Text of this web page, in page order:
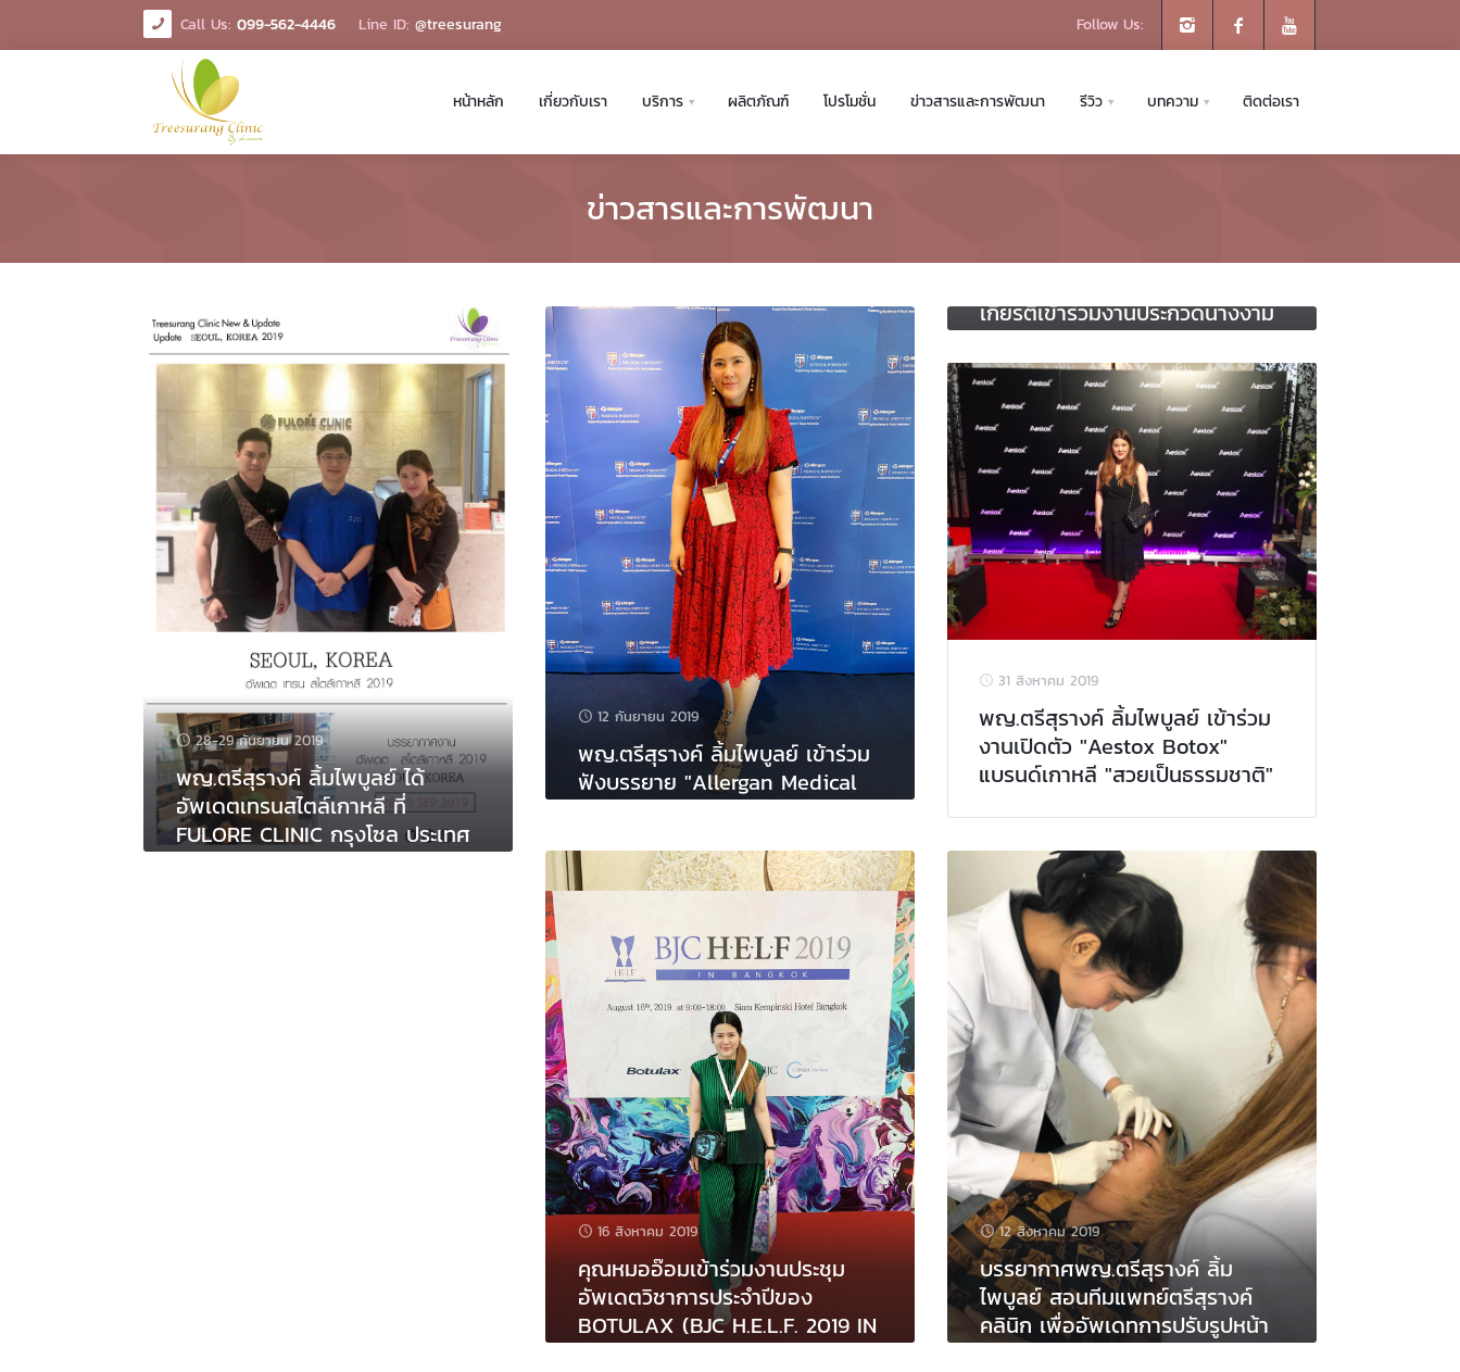
Call Us: 099-562-4446 Line ID: @treesurang Follow Us:
หน้าหลัก เกี่ยวกับเรา บริการ ผลิตภัณฑ์ โปรโมชั่น ข่าวสารและการพัฒนา รีวิว บทความ ติดต่อเรา
หน้าขาวใส
ปรับรูปหน้า ลดริ้วรอย
ศัลยกรรม
ลดสัดส่วน
ผลิตภัณฑ์
โปรโมชั่น
ข่าวสารและการพัฒนา
รีวิว
ลดริ้วรอย
ลดริ้วรอยบนใบหน้า
ลดกราม หน้าเรียว
Filler
หน้าผาก-ขมับ
ร่องแก้ม-แก้มส้ม-ปาก
ตา-จมูก
คาง
Hifu
ขาวใส รักษาฝ้า ลบรอยสัก
ร้อยไหม
จมูก
หน้า
ศัลยกรรม
ตา
สลายไขมัน
บทความ
บทความทั้งหมด
บทความฟิลเลอร์
บทความโบท็อกซ์
บทความร้อยไหม
บทความศัลยกรรม
บทความยกกระชับใบหน้า
ติดต่อเรา
ข่าวสารและการพัฒนา
28-29 กันยายน 2019
พญ.ตรีสุรางค์ ลิ้มไพบูลย์ ได้
อัพเดตเทรนสไตล์เกาหลี ที่
FULORE CLINIC กรุงโซล ประเทศ
เกาหลี
12 กันยายน 2019
พญ.ตรีสุรางค์ ลิ้มไพบูลย์ เข้าร่วม
ฟังบรรยาย "Allergan Medical
Institute"
เกียรติเข้าร่วมงานประกวดนางงาม
นนทบุรี - สมุทรสาคร 2562
31 สิงหาคม 2019
พญ.ตรีสุรางค์ ลิ้มไพบูลย์ เข้าร่วม
งานเปิดตัว "Aestox Botox"
แบรนด์เกาหลี "สวยเป็นธรรมชาติ"
16 สิงหาคม 2019
คุณหมออ๊อมเข้าร่วมงานประชุม
อัพเดตวิชาการประจำปีของ
BOTULAX (BJC H.E.L.F. 2019 IN
BANGKOK
12 สิงหาคม 2019
บรรยากาศพญ.ตรีสุรางค์ ลิ้ม
ไพบูลย์ สอนทีมแพทย์ตรีสุรางค์
คลินิก เพื่ออัพเดทการปรับรูปหน้า
นวัตกรรมใหม่ๆ